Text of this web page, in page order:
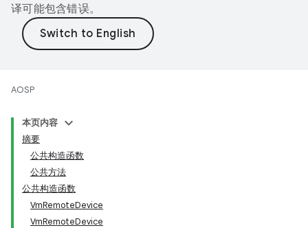
译可能包含错误。
AOSP
本页内容
摘要
公共构造函数
公共方法
公共构造函数
VmRemoteDevice
VmRemoteDevice